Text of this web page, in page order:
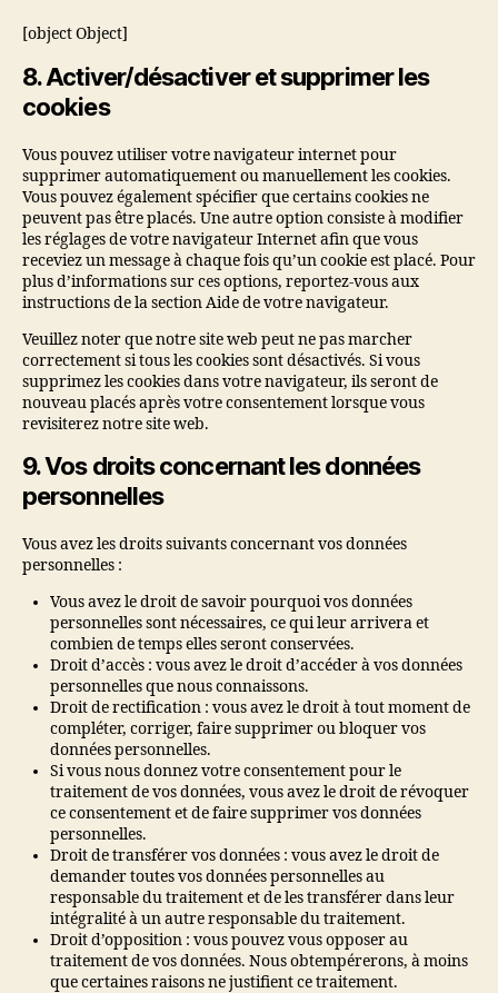
[object Object]
8. Activer/désactiver et supprimer les
cookies
Vous pouvez utiliser votre navigateur internet pour
supprimer automatiquement ou manuellement les cookies.
Vous pouvez également spécifier que certains cookies ne
peuvent pas être placés. Une autre option consiste à modifier
les réglages de votre navigateur Internet afin que vous
receviez un message à chaque fois qu’un cookie est placé. Pour
plus d’informations sur ces options, reportez-vous aux
instructions de la section Aide de votre navigateur.
Veuillez noter que notre site web peut ne pas marcher
correctement si tous les cookies sont désactivés. Si vous
supprimez les cookies dans votre navigateur, ils seront de
nouveau placés après votre consentement lorsque vous
revisiterez notre site web.
9. Vos droits concernant les données
personnelles
Vous avez les droits suivants concernant vos données
personnelles :
Vous avez le droit de savoir pourquoi vos données
personnelles sont nécessaires, ce qui leur arrivera et
combien de temps elles seront conservées.
Droit d’accès : vous avez le droit d’accéder à vos données
personnelles que nous connaissons.
Droit de rectification : vous avez le droit à tout moment de
compléter, corriger, faire supprimer ou bloquer vos
données personnelles.
Si vous nous donnez votre consentement pour le
traitement de vos données, vous avez le droit de révoquer
ce consentement et de faire supprimer vos données
personnelles.
Droit de transférer vos données : vous avez le droit de
demander toutes vos données personnelles au
responsable du traitement et de les transférer dans leur
intégralité à un autre responsable du traitement.
Droit d’opposition : vous pouvez vous opposer au
traitement de vos données. Nous obtempérerons, à moins
que certaines raisons ne justifient ce traitement.